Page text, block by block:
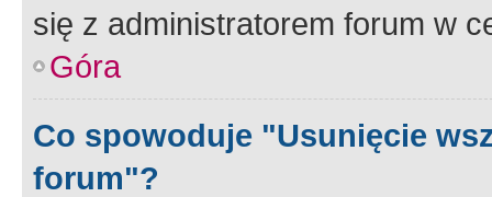
się z administratorem forum w
Góra
Co spowoduje "Usunięcie
forum"?